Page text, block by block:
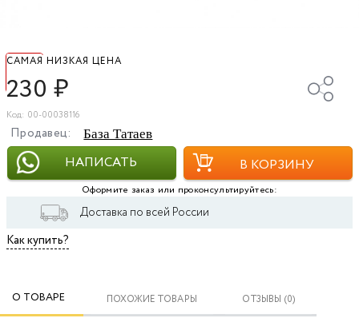
САМАЯ НИЗКАЯ ЦЕНА
230 ₽
Код: 00-00038116
Продавец: База Татаев
НАПИСАТЬ В КОРЗИНУ
Оформите заказ или проконсультируйтесь:
Доставка по всей России
Как купить?
О ТОВАРЕ ПОХОЖИЕ ТОВАРЫ ОТЗЫВЫ (0)